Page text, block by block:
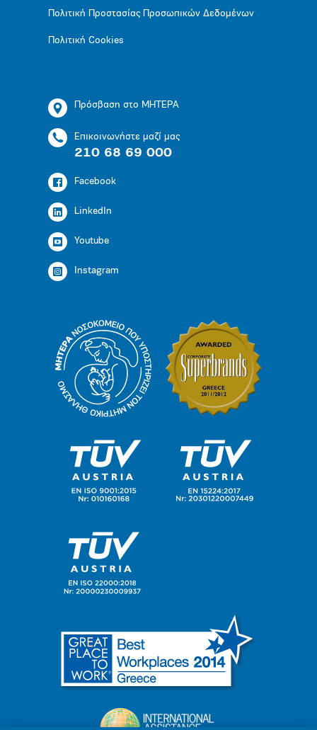
Πολιτική Προστασίας Προσωπικών Δεδομένων
Πολιτική Cookies
Πρόσβαση στο ΜΗΤΕΡΑ
Επικοινωνήστε μαζί μας
210 68 69 000
Facebook
LinkedIn
Youtube
Instagram